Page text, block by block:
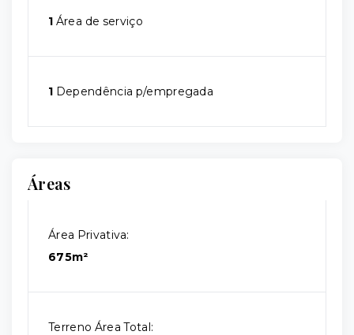
1 Área de serviço
1 Dependência p/empregada
Áreas
Área Privativa:
675m²
Terreno Área Total: